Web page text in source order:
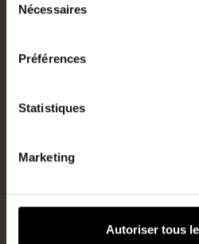
Nécessaires
Préférences
Statistiques
Marketing
Autoriser tous